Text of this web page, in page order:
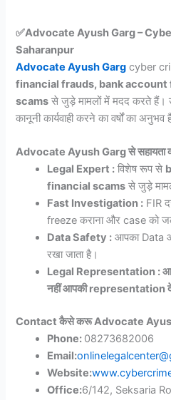
✅Advocate Ayush Garg –
Saharanpur
Advocate Ayush Garg cyber
financial frauds, bank account
scams से जुड़े मामलों में मदद करते हैं।
कानूनी कार्यवाही करने का वर्षों का अनुभव
Advocate Ayush Garg से सहायता
Legal Expert : विशेष रूप से
financial scams से जुड़े
Fast Investigation : FIR
freeze कराना और case को
Data Safety : आपका Data
रखा जाता है।
Legal Representation :
नहीं आपकी representation
Contact कैसे करू Advocate
Phone: 08273682006
Email:
Website:
Office:6/142, Seksaria